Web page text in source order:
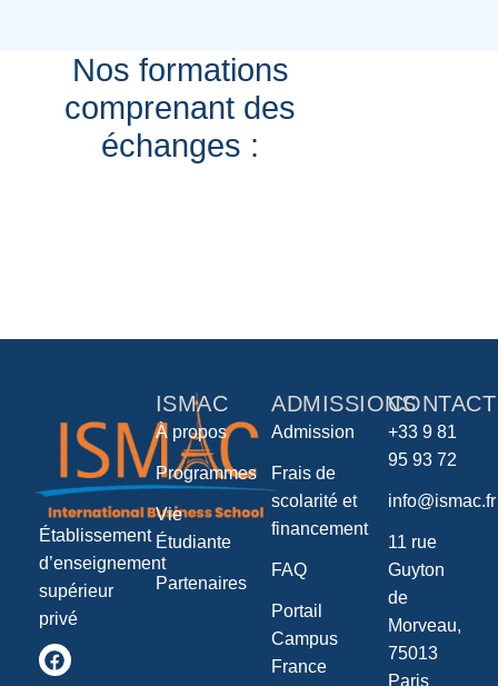
Nos formations
comprenant des
échanges :
Établissement
d’enseignement
supérieur
privé
ISMAC
À propos
Programmes
Vie
Étudiante
Partenaires
ADMISSIONS
Admission
Frais de
scolarité et
financement
FAQ
Portail
Campus
France
CONTACT
+33 9 81
95 93 72
info@ismac.fr
11 rue
Guyton
de
Morveau,
75013
Paris